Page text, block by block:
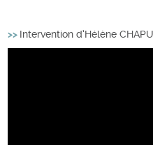
>> Intervention d’Hélène